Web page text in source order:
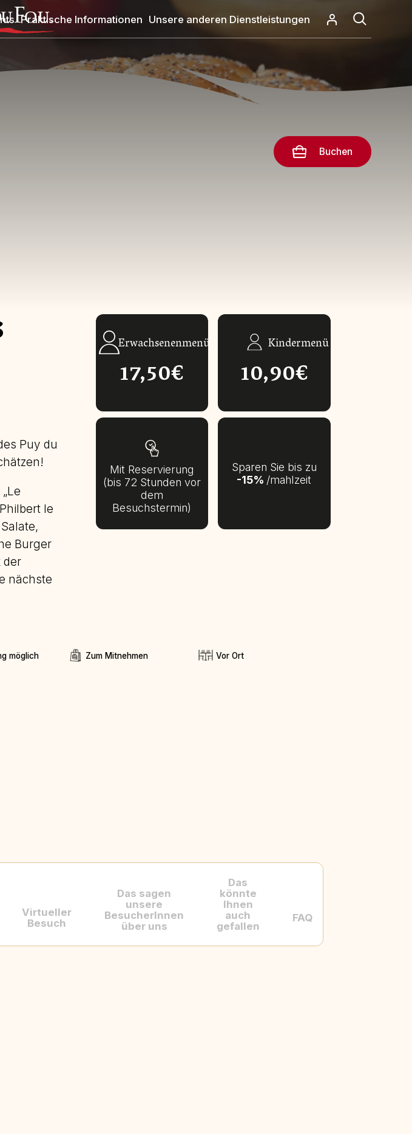
Praktische Informationen Unsere anderen Dienstleistungen
Buchen
Puy du
le
Burger
der
nächste
Erwachsenenmenü
17,50€
Kindermenü
10,90€
Mit Reservierung
(bis 72 Stunden vor
dem
Besuchstermin)
Sparen Sie bis zu
-15% /mahlzeit
möglich Zum Mitnehmen Vor Ort
Virtueller
Besuch
Das sagen
unsere
BesucherInnen
über uns
Das
könnte
Ihnen
auch
gefallen
FAQ